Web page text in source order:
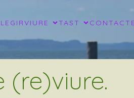
VIURE TAST CONTACTE
(re)viure.